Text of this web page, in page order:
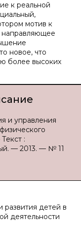
к реальной
мотив к
новое, что
более высоких
и управления
:
— 2013. — № 11
развития детей в
деятельности